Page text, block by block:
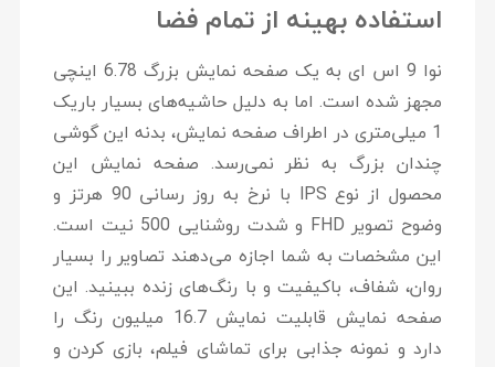
استفاده بهینه از تمام فضا
نوا 9 اس ای به یک صفحه نمایش بزرگ 6.78 اینچی
مجهز شده است. اما به دلیل حاشیه‌های بسیار باریک
1 میلی‌متری در اطراف صفحه نمایش، بدنه این گوشی
چندان بزرگ به نظر نمی‌رسد. صفحه نمایش این
محصول از نوع IPS با نرخ به روز رسانی 90 هرتز و
وضوح تصویر FHD و شدت روشنایی 500 نیت است.
این مشخصات به شما اجازه می‌دهند تصاویر را بسیار
روان، شفاف، باکیفیت و با رنگ‌های زنده ببینید. این
صفحه نمایش قابلیت نمایش 16.7 میلیون رنگ را
دارد و نمونه جذابی برای تماشای فیلم، بازی کردن و